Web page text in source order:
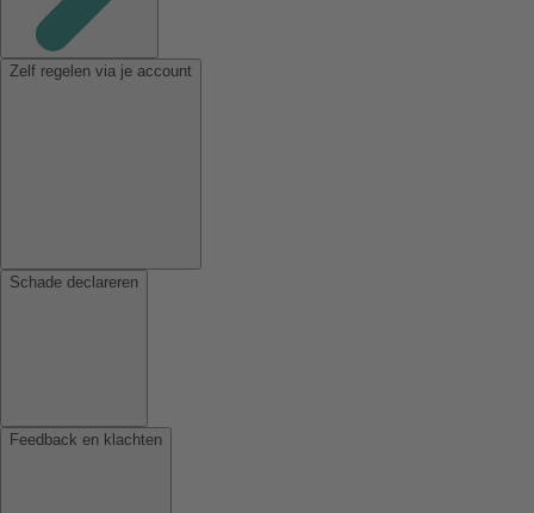
Zelf regelen via je account
Schade declareren
Feedback en klachten